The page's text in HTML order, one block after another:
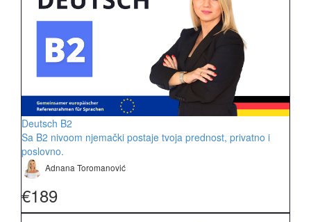
Deutsch B2
Sa B2 nivoom njemački postaje tvoja prednost, privatno i
poslovno.
Adnana Toromanović
€189